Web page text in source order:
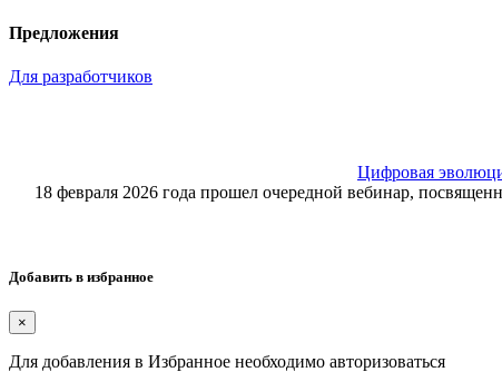
Предложения
Для разработчиков
Цифровая
18 февраля 2026 года прошел очередной вебинар,
Добавить в избранное
×
Для добавления в Избранное необходимо авторизоваться